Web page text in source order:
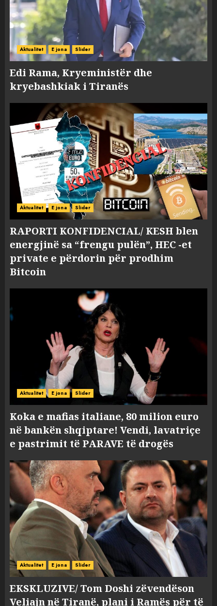
Aktualitet E jona Slider
Edi Rama, Kryeministër dhe
kryebashkiak i Tiranës
Aktualitet E jona Slider
RAPORTI KONFIDENCIAL/ KESH blen
energjinë sa “frengu pulën”, HEC -et
private e përdorin për prodhim
Bitcoin
Aktualitet E jona Slider
Koka e mafias italiane, 80 milion euro
në bankën shqiptare! Vendi, lavatriçe
e pastrimit të PARAVE të drogës
Aktualitet E jona Slider
EKSKLUZIVE/ Tom Doshi zëvendëson
Veliajn në Tiranë, plani i Ramës për të